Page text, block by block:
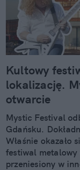
Kultowy
lokalizację.
otwarcie
Mystic Festival
Gdańsku.
Właśnie okazało
festiwal metalowy
przeniesiony w